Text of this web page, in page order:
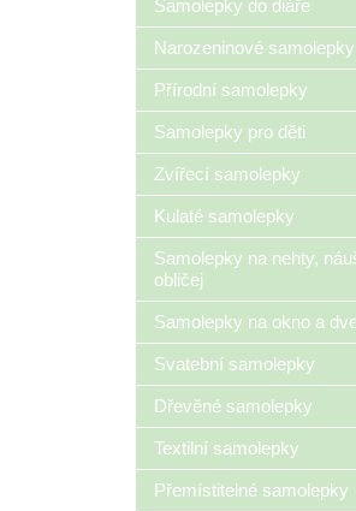
Samolepky do diáře
Narozeninové samolepky
Přírodní samolepky
Samolepky pro děti
Zvířecí samolepky
Kulaté samolepky
Samolepky na nehty,
obličej
Samolepky na okno a
Svatební samolepky
Dřevěné samolepky
Textilní samolepky
Přemístitelné samolepky